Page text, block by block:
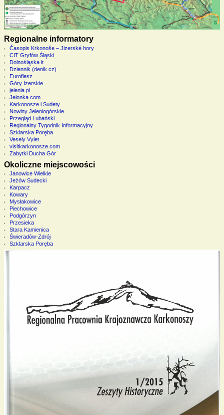
Regionalne informatory
Časopis Krkonoše – Jizerské hory
CIT Gryfów Śląski
Dolnośląska it
Dziennik (denik.cz)
Euroflesz
Góry Izerskie
jelenia.pl
Jelonka.com
Karkonosze i Sudety
Nowiny Jeleniogórskie
Przegląd Lubański
Regionalny Tygodnik Informacyjny
Szklarska Poręba
Vesely Vylet
visitkarkonosze.com
Zabytki Ducha Gór
Okoliczne miejscowości
Janowice Wielkie
Jeżów Sudecki
Karpacz
Kowary
Mysłakowice
Piechowice
Podgórzyn
Przesieka
Stara Kamienica
Świeradów-Zdrój
Szklarska Poręba